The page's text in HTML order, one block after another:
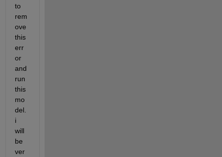
to
rem
ove
this
err
or
and
run
this
mo
del.
i
will
be
ver